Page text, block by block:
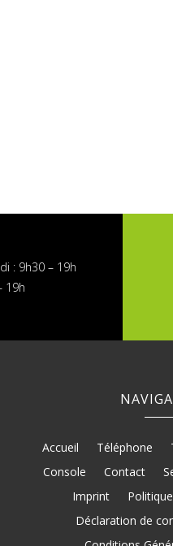
: 9h30 – 19h
19h
Accueil Téléphone
Console
Contact
Imprint
Déclaration de